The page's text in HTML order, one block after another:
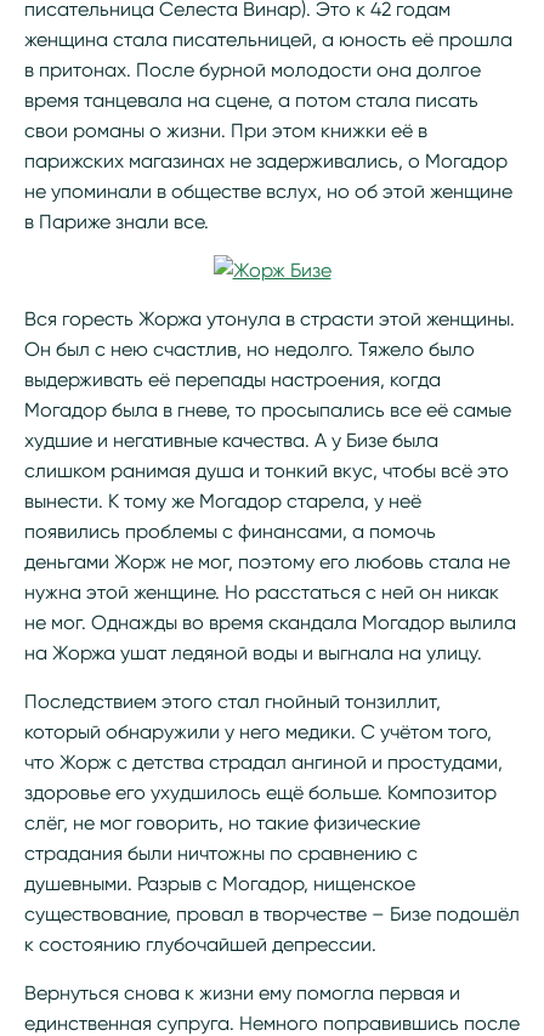
писательница Селеста Винар). Это к 42 годам
женщина стала писательницей, а юность её прошла
в притонах. После бурной молодости она долгое
время танцевала на сцене, а потом стала писать
свои романы о жизни. При этом книжки её в
парижских магазинах не задерживались, о Могадор
не упоминали в обществе вслух, но об этой женщине
в Париже знали все.
Вся горесть Жоржа утонула в страсти этой женщины.
Он был с нею счастлив, но недолго. Тяжело было
выдерживать её перепады настроения, когда
Могадор была в гневе, то просыпались все её самые
худшие и негативные качества. А у Бизе была
слишком ранимая душа и тонкий вкус, чтобы всё это
вынести. К тому же Могадор старела, у неё
появились проблемы с финансами, а помочь
деньгами Жорж не мог, поэтому его любовь стала не
нужна этой женщине. Но расстаться с ней он никак
не мог. Однажды во время скандала Могадор вылила
на Жоржа ушат ледяной воды и выгнала на улицу.
Последствием этого стал гнойный тонзиллит,
который обнаружили у него медики. С учётом того,
что Жорж с детства страдал ангиной и простудами,
здоровье его ухудшилось ещё больше. Композитор
слёг, не мог говорить, но такие физические
страдания были ничтожны по сравнению с
душевными. Разрыв с Могадор, нищенское
существование, провал в творчестве – Бизе подошёл
к состоянию глубочайшей депрессии.
Вернуться снова к жизни ему помогла первая и
единственная супруга. Немного поправившись после